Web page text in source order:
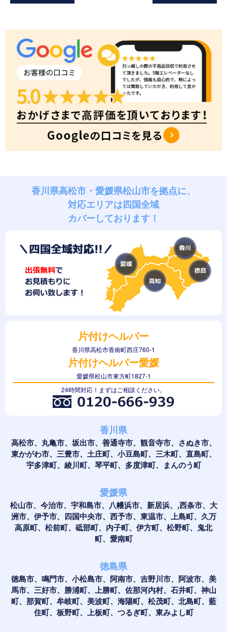
香川県高松市・愛媛県松山市を拠点に、
対応エリアは四国全域
カバーしております！
片付けヘルパー
香川県高松市香南町西庄760-1
片付けヘルパー愛媛
愛媛県松山市東方町1827-1
24時間対応！まずはご相談ください。
香川県
高松市、丸亀市、坂出市、善通寺市、観音寺市、さぬき市、
東かがわ市、三豊市、土庄町、小豆島町、三木町、直島町、
宇多津町、綾川町、琴平町、多度津町、まんのう町
愛媛県
松山市、今治市、宇和島市、八幡浜市、新居浜、,西条市、大
洲市、伊予市、四国中央市、西予市、東温市、上島町、久万
高原町、松前町、砥部町、内子町、伊方町、松野町、鬼北
町、愛南町
徳島県
徳島市、鳴門市、小松島市、阿南市、吉野川市、阿波市、美
馬市、三好市、勝浦町、上勝町、佐那河内村、石井町、神山
町、那賀町、牟岐町、美波町、海陽町、松茂町、北島町、藍
住町、板野町、上板町、つるぎ町、東みよし町